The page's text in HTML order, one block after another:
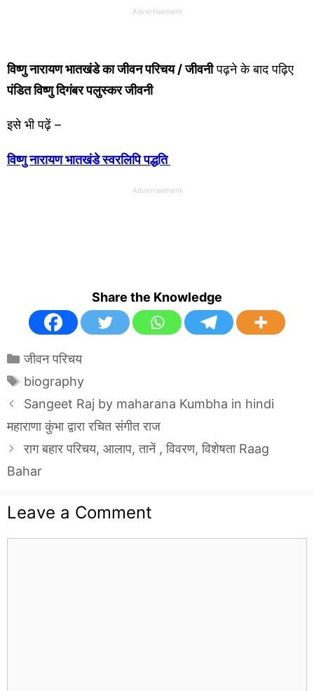
Advertisement
विष्णु नारायणभातखंडेका जीवन परिचय / जीवनीपढ़ने के बाद पढ़िए
पंडित विष्णु दिगंबर पलुस्कर जीवनी
इसे भी पढ़ें –
विष्णु नारायण भातखंडे स्वरलिपि पद्धति
Advertisement
Share the Knowledge
Categories
जीवन परिचय
Tags
biography
Sangeet Raj by maharana Kumbha in hindi
महाराणा कुंभा द्वारा रचित संगीत राज
राग बहार परिचय, आलाप, तानें , विवरण, विशेषता Raag
Bahar
Leave a Comment